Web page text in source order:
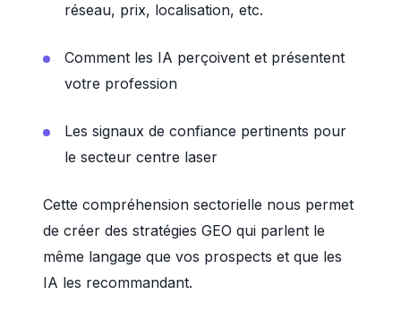
réseau, prix, localisation, etc.
Comment les IA perçoivent et présentent
votre profession
Les signaux de confiance pertinents pour
le secteur centre laser
Cette compréhension sectorielle nous permet
de créer des stratégies GEO qui parlent le
même langage que vos prospects et que les
IA les recommandant.